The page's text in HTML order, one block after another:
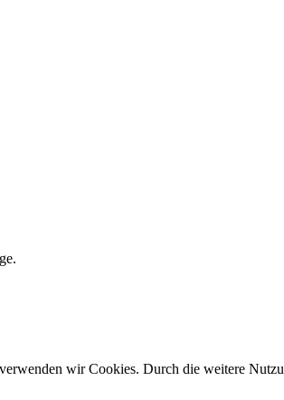
wir Cookies. Durch die weitere